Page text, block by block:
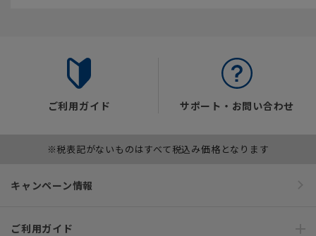
ご利用ガイド サポート・お問い合わせ
※税表記がないものはすべて税込み価格となります
キャンペーン情報
ご利用ガイド